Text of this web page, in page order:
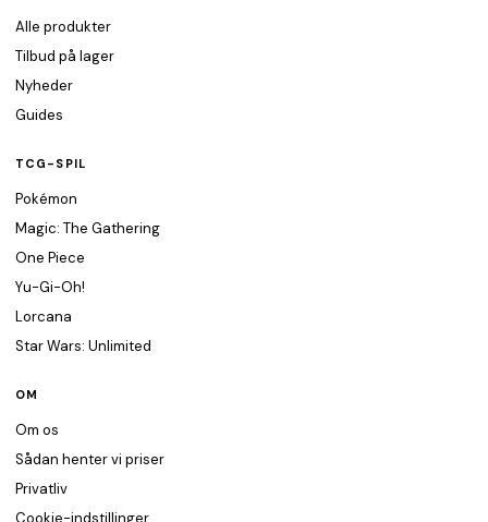
Alle produkter
Tilbud på lager
Nyheder
Guides
TCG-SPIL
Pokémon
Magic: The Gathering
One Piece
Yu-Gi-Oh!
Lorcana
Star Wars: Unlimited
OM
Om os
Sådan henter vi priser
Privatliv
Cookie-indstillinger